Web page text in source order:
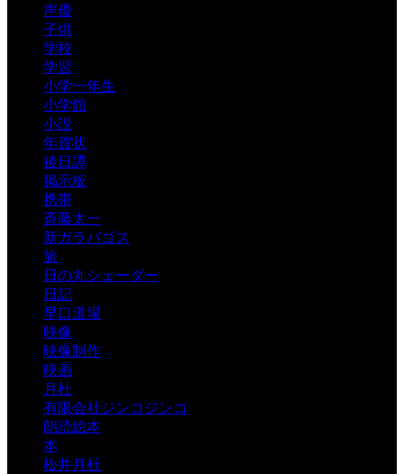
声優
子供
学校
学習
小学一年生
小学館
小説
年賀状
後日譚
掲示板
携帯
斉藤太一
新ガラパゴス
旅
日の丸シェーダー
日記
早口道場
映像
映像制作
映画
月杜
有限会社ジンコジンコ
朗読絵本
本
松井月杜